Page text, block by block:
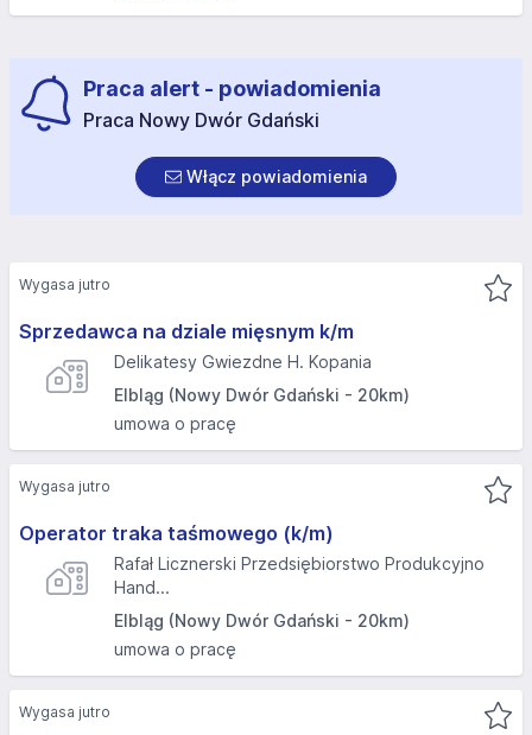
Praca alert - powiadomienia
Praca Nowy Dwór Gdański
Włącz powiadomienia
Sprzedawca na dziale mięsnym k/m
Delikatesy Gwiezdne H. Kopania
Elbląg (Nowy Dwór Gdański - 20km)
umowa o pracę
Wygasa jutro
Operator traka taśmowego (k/m)
Rafał Licznerski Przedsiębiorstwo Produkcyjno
Hand...
Elbląg (Nowy Dwór Gdański - 20km)
umowa o pracę
Wygasa jutro
Wygasa jutro